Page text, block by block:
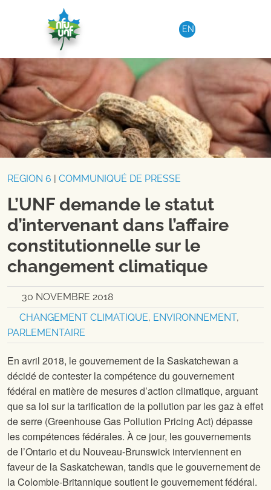
Aller au contenu
EN
REGION 6 COMMUNIQUÉ DE PRESSE
L’UNF demande le statut
d’intervenant dans l’affaire
constitutionnelle sur le
changement climatique
30 NOVEMBRE 2018
CHANGEMENT CLIMATIQUE, ENVIRONNEMENT,
PARLEMENTAIRE
En avril 2018, le gouvernement de la Saskatchewan a
décidé de contester la compétence du gouvernement
fédéral en matière de mesures d’action climatique, arguant
que sa loi sur la tarification de la pollution par les gaz à effet
de serre (Greenhouse Gas Pollution Pricing Act) dépasse
les compétences fédérales. À ce jour, les gouvernements
de l’Ontario et du Nouveau-Brunswick interviennent en
faveur de la Saskatchewan, tandis que le gouvernement de
la Colombie-Britannique soutient le gouvernement fédéral.